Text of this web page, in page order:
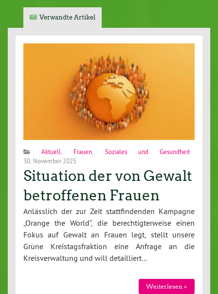
Verwandte Artikel
Aktuell, Frauen, Soziales und Gesundheit
30. November 2025
Situation der von Gewalt
betroffenen Frauen
Anlässlich der zur Zeit stattfindenden Kampagne
„Orange the World“, die berechtigterweise einen
Fokus auf Gewalt an Frauen legt, stellt unsere
Grüne Kreistagsfraktion eine Anfrage an die
Kreisverwaltung und will detailliert…
Weiterlesen »